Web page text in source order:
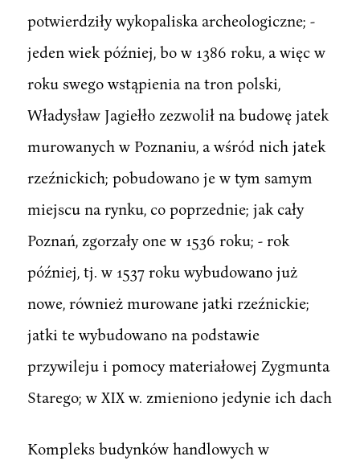
potwierdziły wykopaliska archeologiczne; -
jeden wiek później, bo w 1386 roku, a więc w
roku swego wstąpienia na tron polski,
Władysław Jagiełło zezwolił na budowę jatek
murowanych w Poznaniu, a wśród nich jatek
rzeźnickich; pobudowano je w tym samym
miejscu na rynku, co poprzednie; jak cały
Poznań, zgorzały one w 1536 roku; - rok
później, tj. w 1537 roku wybudowano już
nowe, również murowane jatki rzeźnickie;
jatki te wybudowano na podstawie
przywileju i pomocy materiałowej Zygmunta
Starego; w XIX w. zmieniono jedynie ich dach
Kompleks budynków handlowych w